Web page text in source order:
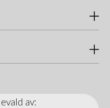
av: